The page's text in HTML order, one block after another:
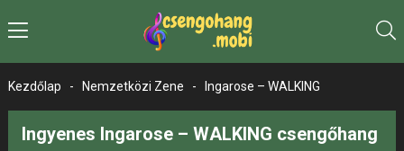
Kezdőlap - Nemzetközi Zene - Ingarose – WALKING
Ingyenes Ingarose – WALKING csengőhang